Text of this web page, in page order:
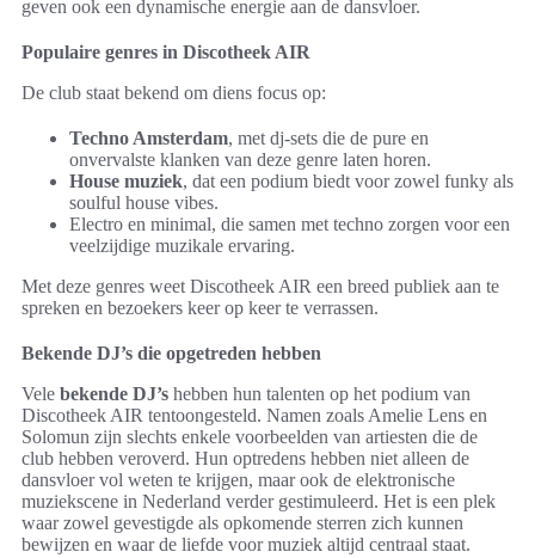
geven ook een dynamische energie aan de dansvloer.
Populaire genres in Discotheek AIR
De club staat bekend om diens focus op:
Techno Amsterdam, met dj-sets die de pure en
onvervalste klanken van deze genre laten horen.
House muziek, dat een podium biedt voor zowel funky als
soulful house vibes.
Electro en minimal, die samen met techno zorgen voor een
veelzijdige muzikale ervaring.
Met deze genres weet Discotheek AIR een breed publiek aan te
spreken en bezoekers keer op keer te verrassen.
Bekende DJ’s die opgetreden hebben
Vele bekende DJ’s hebben hun talenten op het podium van
Discotheek AIR tentoongesteld. Namen zoals Amelie Lens en
Solomun zijn slechts enkele voorbeelden van artiesten die de
club hebben veroverd. Hun optredens hebben niet alleen de
dansvloer vol weten te krijgen, maar ook de elektronische
muziekscene in Nederland verder gestimuleerd. Het is een plek
waar zowel gevestigde als opkomende sterren zich kunnen
bewijzen en waar de liefde voor muziek altijd centraal staat.